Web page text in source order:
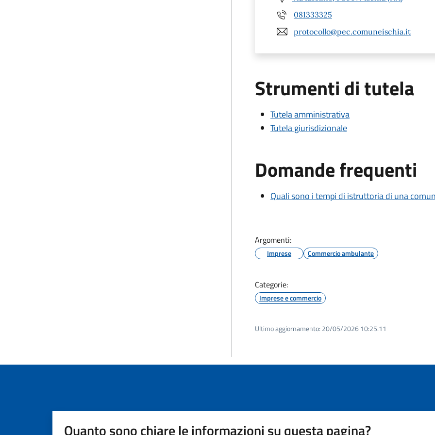
081333325
protocollo@pec.comuneischia.it
Strumenti di tutela
Tutela amministrativa
Tutela giurisdizionale
Domande frequenti
Quali sono i tempi di istruttoria di una
Argomenti:
Imprese Commercio ambulante
Categorie:
Imprese e commercio
Ultimo aggiornamento: 20/05/2026 10:25.11
Quanto sono chiare le informazioni su questa pagina?